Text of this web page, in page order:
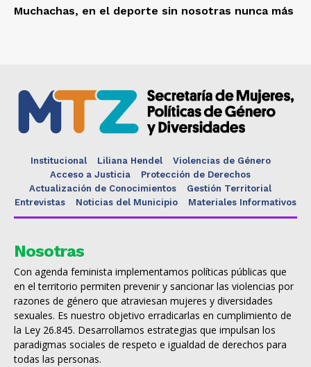
Muchachas, en el deporte sin nosotras nunca más
Institucional Liliana Hendel
Violencias de Género
Acceso a Justicia
Protección de Derechos
Actualización de Conocimientos
Gestión Territorial
Entrevistas
Noticias del Municipio Materiales Informativos
Nosotras
Con agenda feminista implementamos políticas públicas que
en el territorio permiten prevenir y sancionar las violencias por
razones de género que atraviesan mujeres y diversidades
sexuales. Es nuestro objetivo erradicarlas en cumplimiento de
la Ley 26.845. Desarrollamos estrategias que impulsan los
paradigmas sociales de respeto e igualdad de derechos para
todas las personas.